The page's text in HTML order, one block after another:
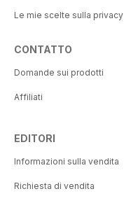
Le mie scelte sulla privacy
CONTATTO
Domande sui prodotti
Affiliati
EDITORI
Informazioni sulla vendita
Richiesta di vendita